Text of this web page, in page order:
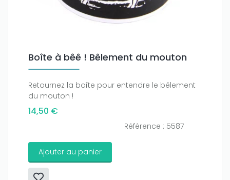
Boîte à bêê ! Bêlement du mouton
Retournez la boîte pour entendre le bêlement
du mouton !
14,50 €
Référence : 5587
Ajouter au panier